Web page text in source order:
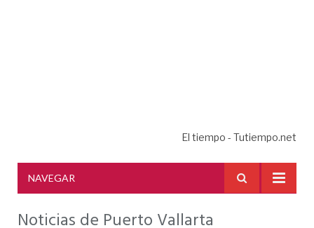
El tiempo - Tutiempo.net
NAVEGAR
Noticias de Puerto Vallarta